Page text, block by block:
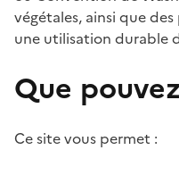
végétales, ainsi que
une utilisation durable
Que
Ce site vous permet :